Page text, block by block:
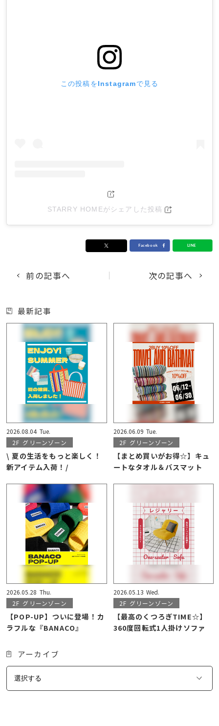
この投稿をInstagramで見る
STARRY HOMEがシェアした投稿
前の記事へ 次の記事へ
最新記事
2026.08.04 Tue.
2F グリーンゾーン
\ 夏の生活をもっと楽しく！
新アイテム入荷！/
2026.06.09 Tue.
2F グリーンゾーン
【まとめ買いがお得☆】キュ
ートなタオル＆バスマット
2026.05.28 Thu.
2F グリーンゾーン
【POP-UP】ついに登場！カ
ラフルな『BANACO』
2026.05.13 Wed.
2F グリーンゾーン
【最高のくつろぎTIME☆】
360度回転式1人掛けソファ
アーカイブ